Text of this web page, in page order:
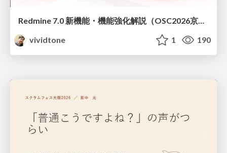
Redmine 7.0 新機能・機能強化解説（OSC2026京都ダイジェスト版）
vividtone
1 190